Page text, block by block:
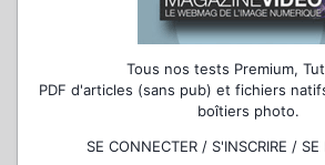
Tous nos tests Premium,
PDF d'articles (sans pub) et fichiers
boîtiers photo.
SE CONNECTER / S'INSCRIRE / SE